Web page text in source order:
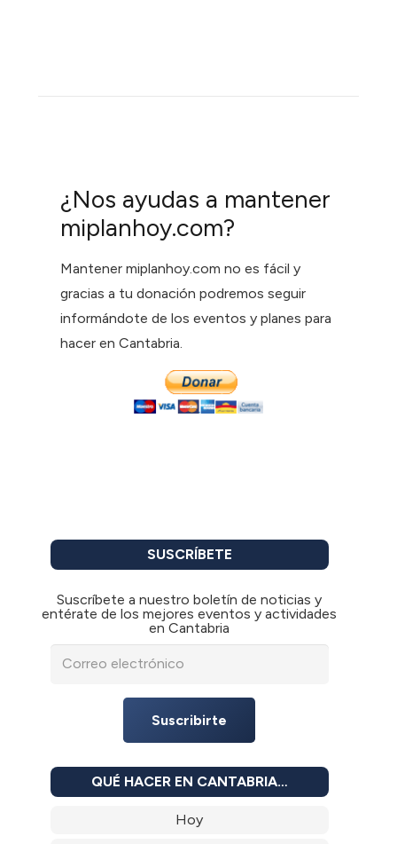
¿Nos ayudas a mantener
miplanhoy.com?
Mantener miplanhoy.com no es fácil y
gracias a tu donación podremos seguir
informándote de los eventos y planes para
hacer en Cantabria.
SUSCRÍBETE
Suscríbete a nuestro boletín de noticias y
entérate de los mejores eventos y actividades
en Cantabria
Suscribirte
QUÉ HACER EN CANTABRIA…
Hoy